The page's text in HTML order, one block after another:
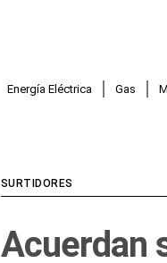
Energía Eléctrica Gas
SURTIDORES
Acuerdan